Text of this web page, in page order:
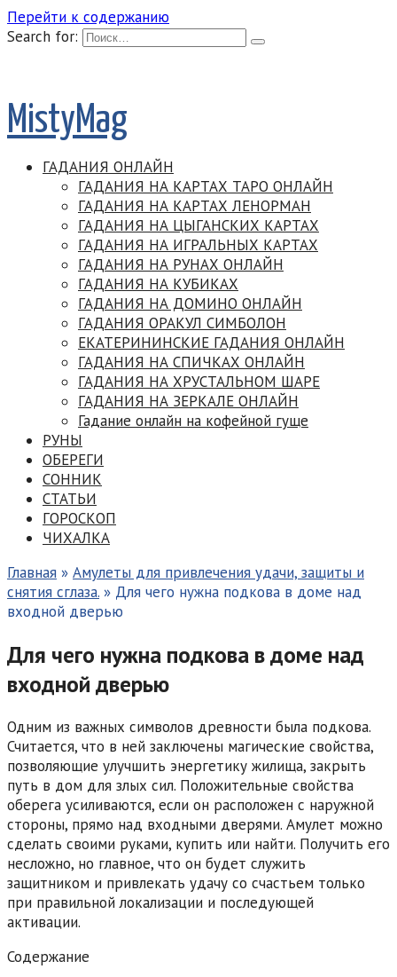
Перейти к содержанию
Search for:
MistyMag
ГАДАНИЯ ОНЛАЙН
ГАДАНИЯ НА КАРТАХ ТАРО ОНЛАЙН
ГАДАНИЯ НА КАРТАХ ЛЕНОРМАН
ГАДАНИЯ НА ЦЫГАНСКИХ КАРТАХ
ГАДАНИЯ НА ИГРАЛЬНЫХ КАРТАХ
ГАДАНИЯ НА РУНАХ ОНЛАЙН
ГАДАНИЯ НА КУБИКАХ
ГАДАНИЯ НА ДОМИНО ОНЛАЙН
ГАДАНИЯ ОРАКУЛ СИМБОЛОН
ЕКАТЕРИНИНСКИЕ ГАДАНИЯ ОНЛАЙН
ГАДАНИЯ НА СПИЧКАХ ОНЛАЙН
ГАДАНИЯ НА ХРУСТАЛЬНОМ ШАРЕ
ГАДАНИЯ НА ЗЕРКАЛЕ ОНЛАЙН
Гадание онлайн на кофейной гуще
РУНЫ
ОБЕРЕГИ
СОННИК
СТАТЬИ
ГОРОСКОП
ЧИХАЛКА
Главная » Амулеты для привлечения удачи, защиты и
снятия сглаза. » Для чего нужна подкова в доме над
входной дверью
Для чего нужна подкова в доме над
входной дверью
Одним из важных символов древности была подкова.
Считается, что в ней заключены магические свойства,
позволяющие улучшить энергетику жилища, закрыть
путь в дом для злых сил. Положительные свойства
оберега усиливаются, если он расположен с наружной
стороны, прямо над входными дверями. Амулет можно
сделать своими руками, купить или найти. Получить его
несложно, но главное, что он будет служить
защитником и привлекать удачу со счастьем только
при правильной локализации и последующей
активации.
Содержание